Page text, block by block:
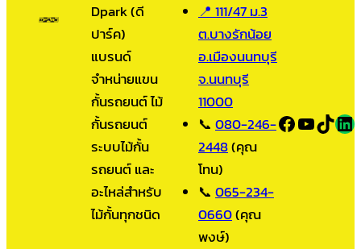
Dpark (ดี
ปาร์ค)
แบรนด์
จำหน่ายแขน
กั้นรถยนต์ ไม้
กั้นรถยนต์
ระบบไม้กั้น
รถยนต์ และ
อะไหล่สำหรับ
ไม้กั้นทุกชนิด
📍 111/47 ม.3
ต.บางรักน้อย
อ.เมืองนนทบุรี
จ.นนทบุรี
11000
📞 080-246-
2448(คุณ
โทน)
📞 065-234-
0660(คุณ
พงษ์)
Facebook